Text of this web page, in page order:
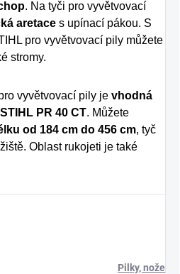
. Na tyči pro vyvětvovací
aretace s upínací pákou. S
pro vyvětvovací pily můžete
stromy.
vyvětvovací pily je vhodná
PR 40 CT. Můžete
od 184 cm do 456 cm, tyč
Oblast rukojeti je také
Pilky, nože